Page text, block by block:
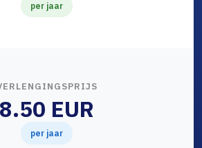
per jaar
8.50 EUR
per jaar